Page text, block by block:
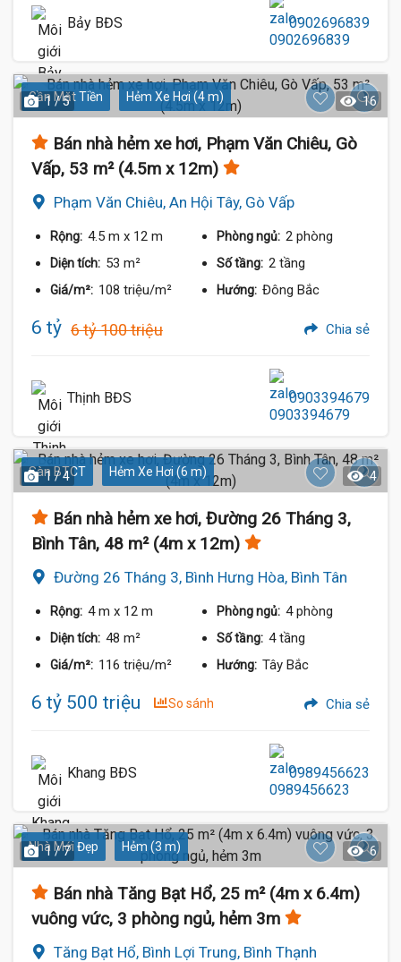
Bảy BĐS 0902696839
Gần Mặt Tiền Hẻm Xe Hơi (4 m)
1 / 5 16
Bán nhà hẻm xe hơi, Phạm Văn Chiêu, Gò
Vấp, 53 m² (4.5m x 12m)
Phạm Văn Chiêu, An Hội Tây, Gò Vấp
Rộng: 4.5 m x 12 m Phòng ngủ: 2 phòng
Diện tích: 53 m² Số tầng: 2 tầng
Giá/m²: 108 triệu/m² Hướng: Đông Bắc
6 tỷ 6 tỷ 100 triệu Chia sẻ
Thịnh BĐS 0903394679
Sàn BTCT Hẻm Xe Hơi (6 m)
1 / 4 4
Bán nhà hẻm xe hơi, Đường 26 Tháng 3,
Bình Tân, 48 m² (4m x 12m)
Đường 26 Tháng 3, Bình Hưng Hòa, Bình Tân
Rộng: 4 m x 12 m Phòng ngủ: 4 phòng
Diện tích: 48 m² Số tầng: 4 tầng
Giá/m²: 116 triệu/m² Hướng: Tây Bắc
6 tỷ 500 triệu So sánh Chia sẻ
Khang BĐS 0989456623
Nhà Mới Đẹp Hẻm (3 m)
1 / 7 6
Bán nhà Tăng Bạt Hổ, 25 m² (4m x 6.4m)
vuông vức, 3 phòng ngủ, hẻm 3m
Tăng Bạt Hổ, Bình Lợi Trung, Bình Thạnh